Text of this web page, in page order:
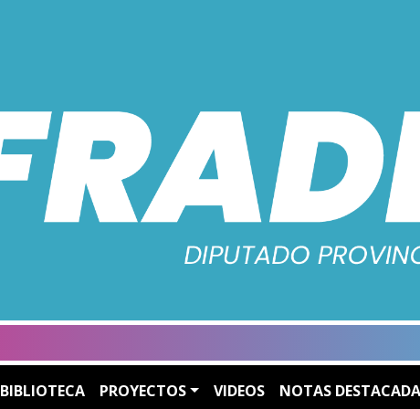
BIBLIOTECA PROYECTOS VIDEOS NOTAS